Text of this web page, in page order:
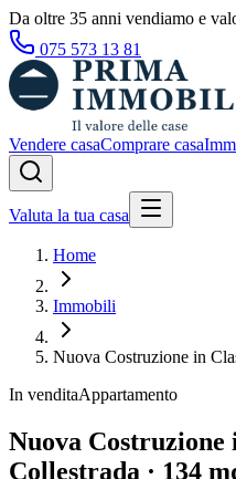
Da oltre 35 anni vendiamo e
075 573 13 81
Vendere casaComprare casa
Valuta la tua casa
Home
Immobili
Nuova Costruzione in
In venditaAppartamento
Nuova Costruzione
Collestrada · 134